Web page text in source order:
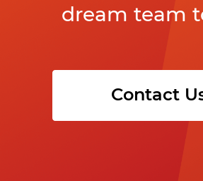
dream team
Contact